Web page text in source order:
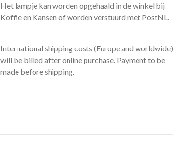
Het lampje kan worden opgehaald in de winkel bij
Koffie en Kansen of worden verstuurd met PostNL.
International shipping costs (Europe and worldwide)
will be billed after online purchase. Payment to be
made before shipping.